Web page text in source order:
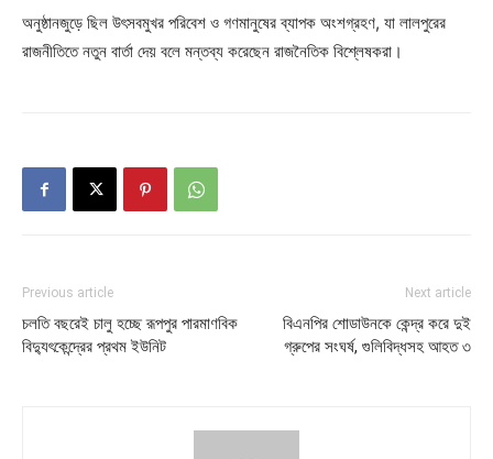
অনুষ্ঠানজুড়ে ছিল উৎসবমুখর পরিবেশ ও গণমানুষের ব্যাপক অংশগ্রহণ, যা লালপুরের
রাজনীতিতে নতুন বার্তা দেয় বলে মন্তব্য করেছেন রাজনৈতিক বিশ্লেষকরা।
Previous article
চলতি বছরেই চালু হচ্ছে রূপপুর পারমাণবিক
বিদ্যুৎকেন্দ্রের প্রথম ইউনিট
Next article
বিএনপির শোডাউনকে কেন্দ্র করে দুই
গ্রুপের সংঘর্ষ, গুলিবিদ্ধসহ আহত ৩